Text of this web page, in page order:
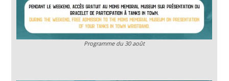
Programme du 30 août